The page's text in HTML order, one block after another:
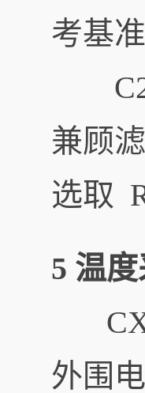
考基
C23
兼顾
选取
5 温
外围